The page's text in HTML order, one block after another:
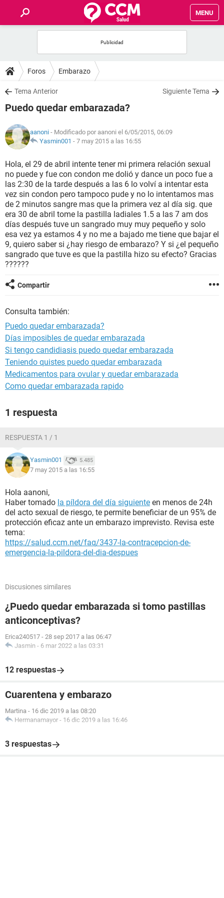
MENU
FOROS
SALUD
NUTRICIÓN
BIENESTAR
SEXUALIDAD
GLOSARIO
Foros Embarazo
Tema Anterior Siguiente Tema
Puedo quedar embarazada?
aanoni - Modificado por aanoni el 6/05/2015, 06:09
Yasmin001 - 7 may 2015 a las 16:55
Hola, el 29 de abril intente tener mi primera relación sexual
no puede y fue con condon me dolió y dance un poco fue a
las 2:30 de la tarde después a las 6 lo volví a intentar esta
vez sin condon pero tampoco pude y no lo intentamos mas
de 2 minutos sangre mas que la primera vez al día sig. que
era 30 de abril tome la pastilla ladiales 1.5 a las 7 am dos
días después tuve un sangrado muy muy pequeño y solo
esa vez ya estamos 4 y no me a bajado me tiene que bajar el
9, quiero saber si ¿hay riesgo de embarazo? Y si ¿el pequeño
sangrado que tuve es que la pastilla hizo su efecto? Gracias
??????
Compartir
Consulta también:
Puedo quedar embarazada?
Días imposibles de quedar embarazada
Si tengo candidiasis puedo quedar embarazada
Teniendo quistes puedo quedar embarazada
Medicamentos para ovular y quedar embarazada
Como quedar embarazada rapido
1 respuesta
RESPUESTA 1 / 1
Yasmin001 5.485
7 may 2015 a las 16:55
Hola aanoni,
Haber tomado la píldora del día siguiente en menos de 24h
del acto sexual de riesgo, te permite beneficiar de un 95% de
protección eficaz ante un embarazo imprevisto. Revisa este
tema:
https://salud.ccm.net/faq/3437-la-contracepcion-de-
emergencia-la-pildora-del-dia-despues
Discusiones similares
¿Puedo quedar embarazada si tomo pastillas
anticonceptivas?
Erica240517 - 28 sep 2017 a las 06:47
Jasmin - 6 mar 2022 a las 03:31
12 respuestas
Cuarentena y embarazo
Martina - 16 dic 2019 a las 08:20
Hermanamayor - 16 dic 2019 a las 16:46
3 respuestas